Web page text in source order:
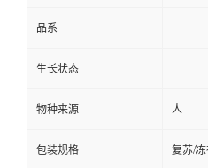
品系
生长状态
物种来源 人
包装规格 复苏/